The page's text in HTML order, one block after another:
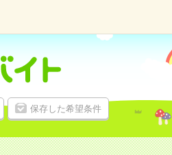
保存した希望条件